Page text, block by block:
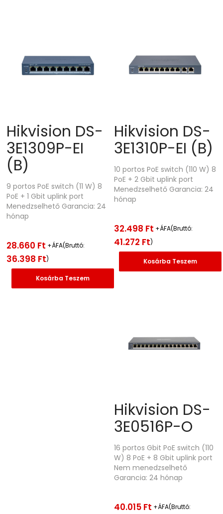
Hikvision DS-
3E1309P-EI
(B)
9 portos PoE switch (11 W) 8
PoE + 1 Gbit uplink port
Menedzselhető Garancia: 24
hónap
28.660 Ft +ÁFA(Bruttó:
36.398 Ft)
Kosárba Teszem
Hikvision DS-
3E1310P-EI (B)
10 portos PoE switch (110 W) 8
PoE + 2 Gbit uplink port
Menedzselhető Garancia: 24
hónap
32.498 Ft +ÁFA(Bruttó:
41.272 Ft)
Kosárba Teszem
Hikvision DS-
3E0516P-O
16 portos Gbit PoE switch (110
W) 8 PoE + 8 Gbit uplink port
Nem menedzselhető
Garancia: 24 hónap
40.015 Ft +ÁFA(Bruttó: